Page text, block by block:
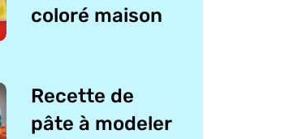
coloré maison
Recette de
pâte à modeler